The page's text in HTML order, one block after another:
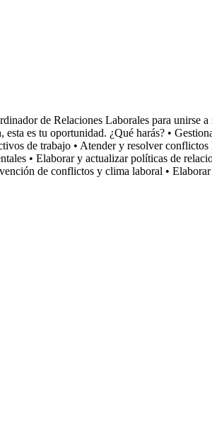
de Relaciones Laborales para unirse
es tu oportunidad. ¿Qué harás? •
de trabajo • Atender y resolver conflictos
• Elaborar y actualizar políticas de
de conflictos y clima laboral •